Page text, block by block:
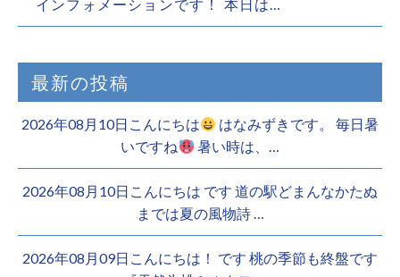
インフォメーションです！ 本日は…
最新の投稿
2026年08月10日こんにちは
はなみずきです。 毎日暑
いですね
暑い時は、…
2026年08月10日こんにちは︎ です️ 道の駅どまんなかたぬ
までは夏の風物詩 …
2026年08月09日こんにちは！ です 桃の季節も終盤です